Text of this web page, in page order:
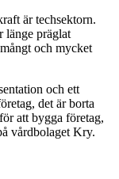
är techsektorn.
länge präglat
och mycket
och ett
det är borta
att bygga företag,
vårdbolaget Kry.